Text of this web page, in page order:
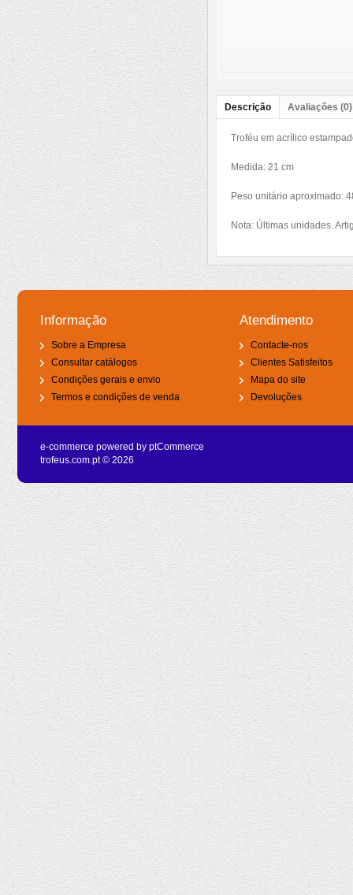
Descrição Avaliações (0)
Troféu em acrílico
Medida: 21 cm
Peso unitário aproximado:
Nota: Últimas unidades.
Informação
Sobre a Empresa
Consultar catálogos
Condições gerais e envio
Termos e condições de venda
Atendimento
Contacte-nos
Clientes Satisfeitos
Mapa do site
Devoluções
e-commerce powered by ptCommerce
trofeus.com.pt © 2026